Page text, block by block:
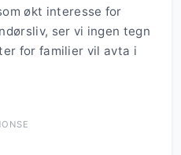
økt interesse for
ser vi ingen tegn
for familier vil avta i